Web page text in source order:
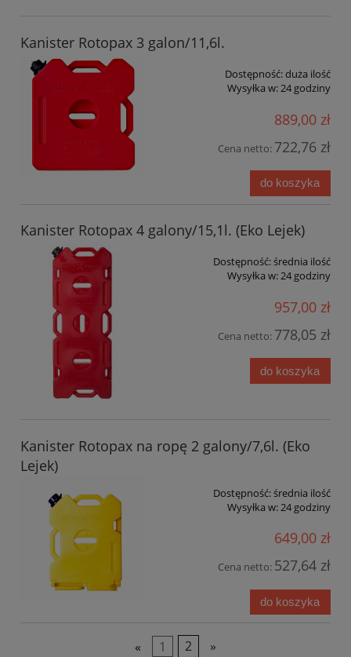
Kanister Rotopax 3 galon/11,6l.
Dostępność:duża ilość
Wysyłka w:24 godziny
889,00 zł
Cena netto: 722,76 zł
do koszyka
Kanister Rotopax 4 galony/15,1l. (Eko Lejek)
Dostępność:średnia ilość
Wysyłka w:24 godziny
957,00 zł
Cena netto: 778,05 zł
do koszyka
Kanister Rotopax na ropę 2 galony/7,6l. (Eko
Lejek)
Dostępność:średnia ilość
Wysyłka w: 24 godziny
649,00 zł
Cena netto: 527,64 zł
do koszyka
« 1 2 »